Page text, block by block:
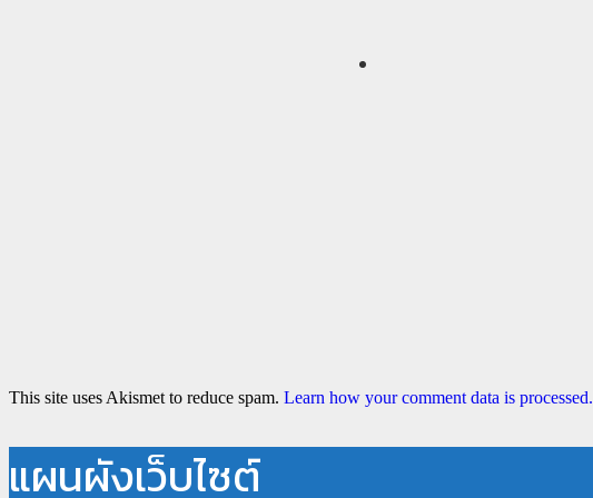
This site uses Akismet to reduce spam. Learn how your comment data is processed.
แผนผังเว็บไซต์